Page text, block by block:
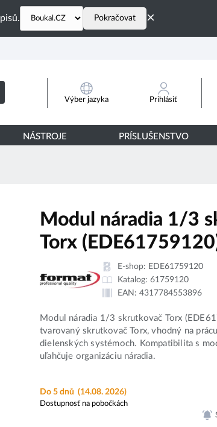
Pokračovat ×
Výber jazyka Prihlásiť
NÁSTROJE PRÍSLUŠENSTVO
Modul náradia 1/3
Torx
E-shop: EDE61759120
Katalog: 61759120
EAN: 4317784553896
Modul náradia 1/3 skrutkovač Torx
tvarovaný skrutkovač Torx, vhodný na
dielenských systémoch. Kompatibilita s
uľahčuje organizáciu náradia.
Do 5 dnů (14.08. 2026)
Dostupnosť na pobočkách